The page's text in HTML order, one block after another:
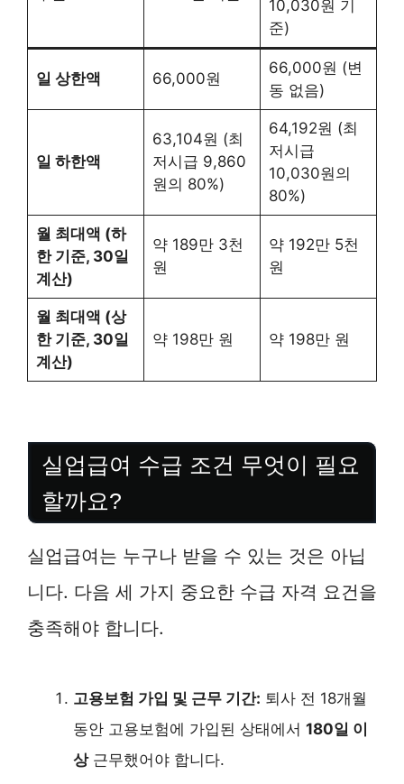
10,030원 기
준)
일 상한액 66,000원
66,000원 (변
동 없음)
일 하한액
63,104원 (최
저시급 9,860
원의 80%)
64,192원 (최
저시급
10,030원의
80%)
월 최대액 (하
한 기준, 30일
계산)
약 189만 3천
원
약 192만 5천
원
월 최대액 (상
한 기준, 30일
계산)
약 198만 원 약 198만 원
실업급여 수급 조건 무엇이 필요
할까요?
실업급여는 누구나 받을 수 있는 것은 아닙
니다. 다음 세 가지 중요한 수급 자격 요건을
충족해야 합니다.
고용보험 가입 및 근무 기간: 퇴사 전 18개월
동안 고용보험에 가입된 상태에서 180일 이
상근무했어야 합니다.